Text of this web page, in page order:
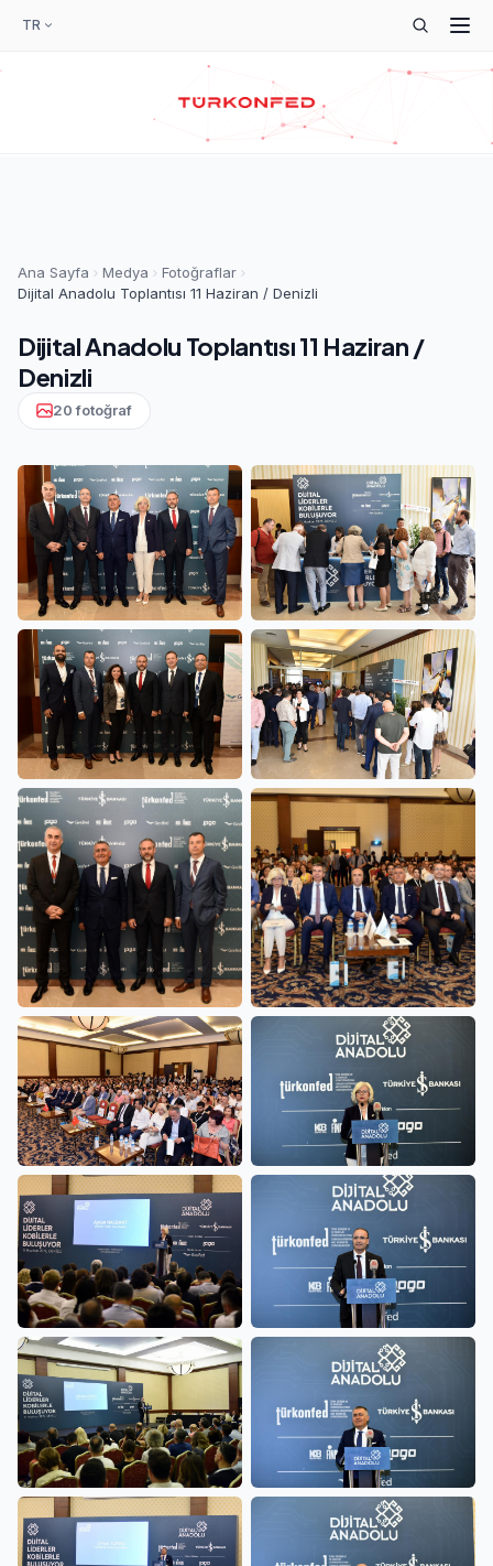
TR
Ana Sayfa Medya
Fotoğraflar
Dijital Anadolu Toplantısı 11 Haziran / Denizli
Dijital Anadolu Toplantısı 11 Haziran /
Denizli
20 fotoğraf